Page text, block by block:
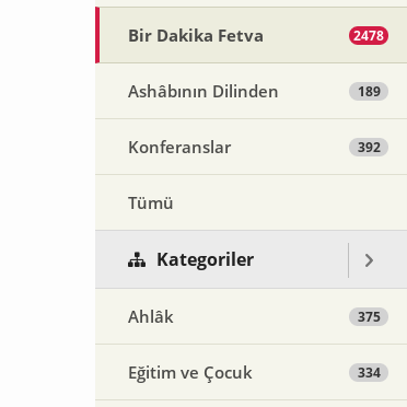
Bir Dakika Fetva 2478
Ashâbının Dilinden 189
Konferanslar 392
Tümü
Kategoriler
Ahlâk 375
Eğitim ve Çocuk 334